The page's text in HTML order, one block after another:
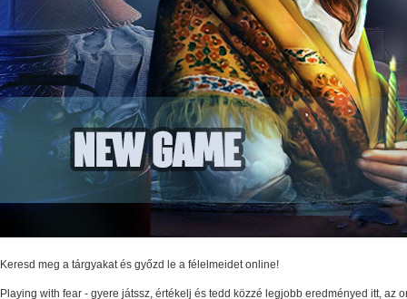
Keresd meg a tárgyakat és győzd le a félelmeidet online!
Playing with fear - gyere játssz, értékelj és tedd közzé legjobb eredményed itt, az